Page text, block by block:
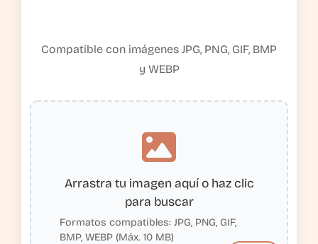
Compatible con imágenes JPG, PNG, GIF, BMP
y WEBP
Arrastra tu imagen aquí o haz clic
para buscar
Formatos compatibles: JPG, PNG, GIF,
BMP, WEBP (Máx. 10 MB)